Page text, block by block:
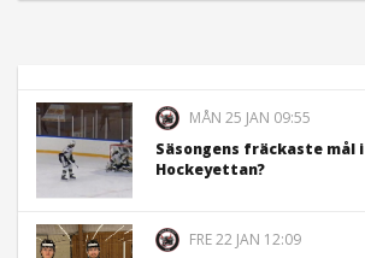
MÅN 25 JAN 09:55
Säsongens fräckaste mål i
Hockeyettan?
FRE 22 JAN 12:09